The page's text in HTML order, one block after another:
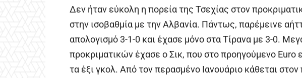
Δεν ήταν εύκολη η πορεία της Τσεχίας στον
στην ισοβαθμία με την Αλβανία. Πάντως, παρέμεινε
απολογισμό 3-1-0 και έχασε μόνο στα Τίρανα με 3-0.
προκριματικών έχασε ο Σικ, που στο προηγούμενο Euro
τα έξι γκολ. Από τον περασμένο Ιανουάριο κάθεται